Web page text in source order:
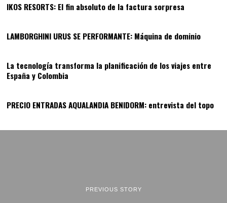
IKOS RESORTS: El fin absoluto de la factura sorpresa
LAMBORGHINI URUS SE PERFORMANTE: Máquina de dominio13
La tecnología transforma la planificación de los viajes entre
España y Colombia
PRECIO ENTRADAS AQUALANDIA BENIDORM: entrevista del topo
PREVIOUS STORY